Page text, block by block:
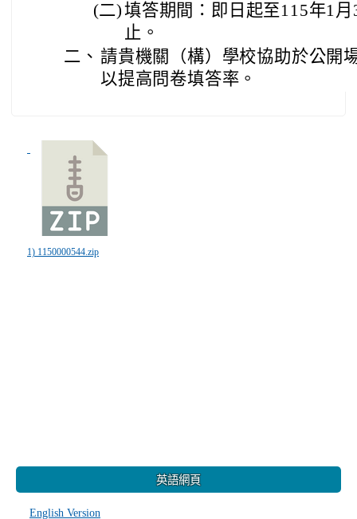
(二)填答期間：即日起至115年1
止。
二、 請貴機關（構）學校協助於公開
以提高問卷填答率。
1) 1150000544.zip
英語網頁
English Version